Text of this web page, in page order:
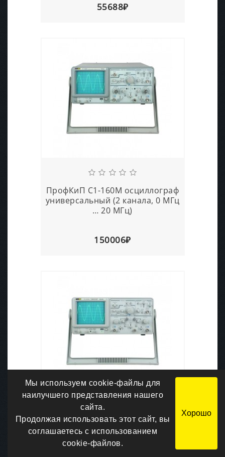
55688₽
ПрофКиП С1-160М осциллограф
универсальный (2 канала, 0 МГц
… 20 МГц)
150006₽
ПрофКиП С1-161М осциллограф
универсальный (2 канала, 0 МГц
… 40 МГц)
Мы используем cookie-файлы для
наилучшего представления нашего
сайта.
Продолжая использовать этот сайт, вы
соглашаетесь с использованием
cookie-файлов.
Хорошо